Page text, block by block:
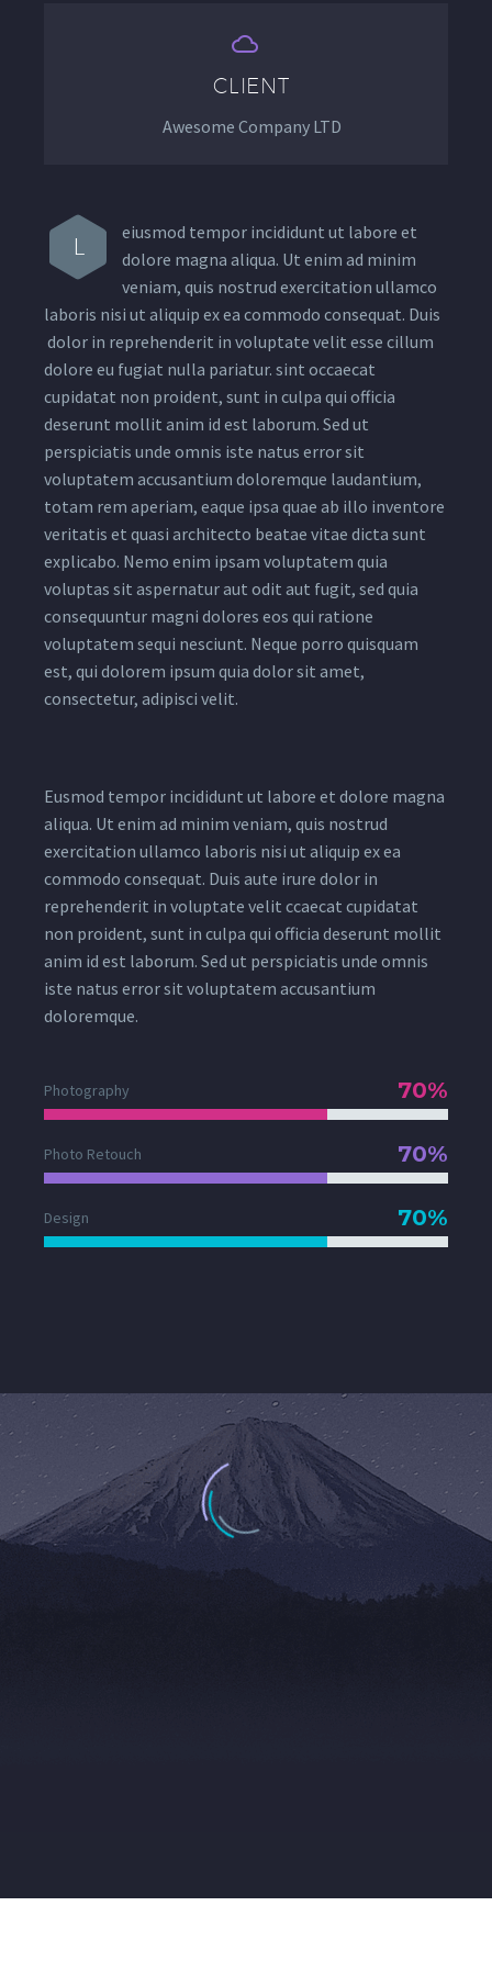


CLIENT
Awesome Company LTD
L
eiusmod tempor incididunt ut labore et
dolore magna aliqua. Ut enim ad minim
veniam, quis nostrud exercitation ullamco
laboris nisi ut aliquip ex ea commodo consequat. Duis
dolor in reprehenderit in voluptate velit esse cillum
dolore eu fugiat nulla pariatur. sint occaecat
cupidatat non proident, sunt in culpa qui officia
deserunt mollit anim id est laborum. Sed ut
perspiciatis unde omnis iste natus error sit
voluptatem accusantium doloremque laudantium,
totam rem aperiam, eaque ipsa quae ab illo inventore
veritatis et quasi architecto beatae vitae dicta sunt
explicabo. Nemo enim ipsam voluptatem quia
voluptas sit aspernatur aut odit aut fugit, sed quia
consequuntur magni dolores eos qui ratione
voluptatem sequi nesciunt. Neque porro quisquam
est, qui dolorem ipsum quia dolor sit amet,
consectetur, adipisci velit.
Eusmod tempor incididunt ut labore et dolore magna
aliqua. Ut enim ad minim veniam, quis nostrud
exercitation ullamco laboris nisi ut aliquip ex ea
commodo consequat. Duis aute irure dolor in
reprehenderit in voluptate velit ccaecat cupidatat
non proident, sunt in culpa qui officia deserunt mollit
anim id est laborum. Sed ut perspiciatis unde omnis
iste natus error sit voluptatem accusantium
doloremque.
Photography 70%
Photo Retouch 70%
Design 70%